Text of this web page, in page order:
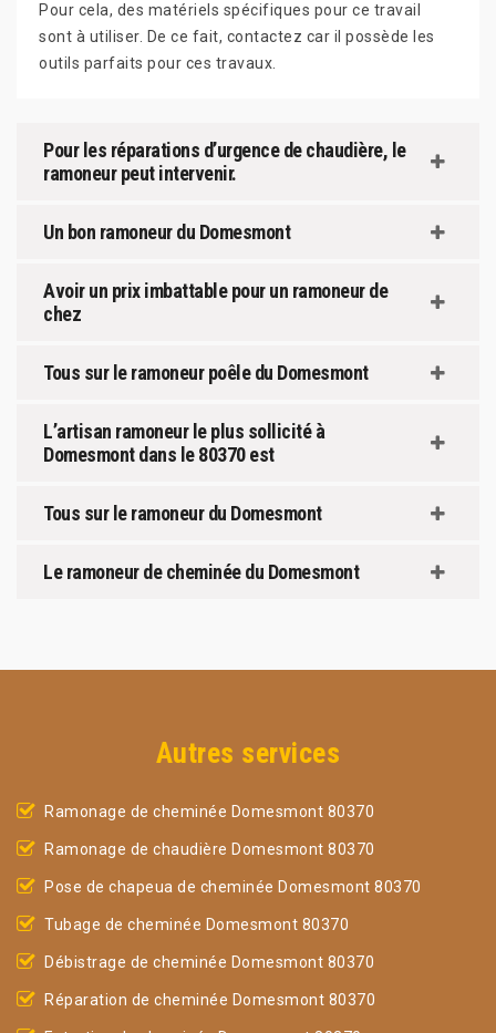
Pour cela, des matériels spécifiques pour ce travail
sont à utiliser. De ce fait, contactez car il possède les
outils parfaits pour ces travaux.
Pour les réparations d’urgence de chaudière, le
ramoneur peut intervenir.
Un bon ramoneur du Domesmont
Avoir un prix imbattable pour un ramoneur de
chez
Tous sur le ramoneur poêle du Domesmont
L’artisan ramoneur le plus sollicité à
Domesmont dans le 80370 est
Tous sur le ramoneur du Domesmont
Le ramoneur de cheminée du Domesmont
Autres services
Ramonage de cheminée Domesmont 80370
Ramonage de chaudière Domesmont 80370
Pose de chapeua de cheminée Domesmont 80370
Tubage de cheminée Domesmont 80370
Débistrage de cheminée Domesmont 80370
Réparation de cheminée Domesmont 80370